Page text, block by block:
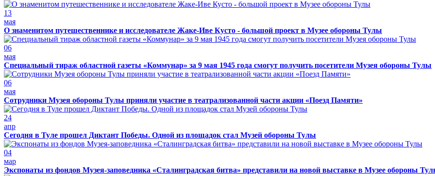
13
мая
О знаменитом путешественнике и исследователе Жаке-Иве Кусто - большой проект в Музее обороны Тулы
06
мая
Специальный тираж областной газеты «Коммунар» за 9 мая 1945 года смогут получить посетители Музея обороны Тулы
06
мая
Сотрудники Музея обороны Тулы приняли участие в театрализованной части акции «Поезд Памяти»
24
апр
Сегодня в Туле прошел Диктант Победы. Одной из площадок стал Музей обороны Тулы
04
мар
Экспонаты из фондов Музея-заповедника «Сталинградская битва» представили на новой выставке в Музее обороны